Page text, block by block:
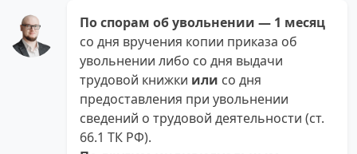
По спорам об увольнении — 1 месяц
со дня вручения копии приказа об
увольнении либо со дня выдачи
трудовой книжки или со дня
предоставления при увольнении
сведений о трудовой деятельности (ст.
66.1 ТК РФ).